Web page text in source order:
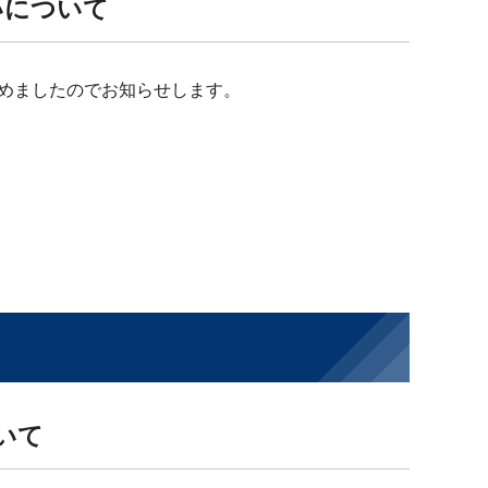
ついて
したのでお知らせします。
て